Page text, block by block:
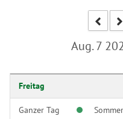
Aug. 7
Freitag
Ganzer Tag